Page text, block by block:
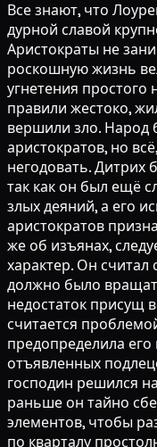
Все знают, что
дурной славой
Аристократы не
роскошную жизнь
угнетения простого
правили жестоко,
вершили зло. Народ
аристократов, но
негодовать.
так как он был ещё
злых деяний, а его
аристократов
же об изъянах,
характер. Он считал
должно было
недостаток присущ
считается
предопределила
отъявленных
господин решился
раньше он тайно
элементов, чтобы
по кварталу